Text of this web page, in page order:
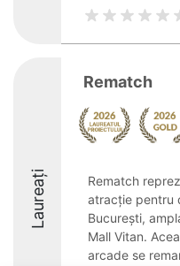
Laureați
Rematch
Rematch
atracție pentru
București,
Mall Vitan.
arcade se